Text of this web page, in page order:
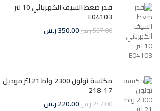
قدر ضغط السيف الكهربائي 10 لتر
E04103
537.00ر.س350.00ر.س
مكنسة تولون 2300 واط 21 لتر موديل
17-218
247.00ر.س220.00ر.س